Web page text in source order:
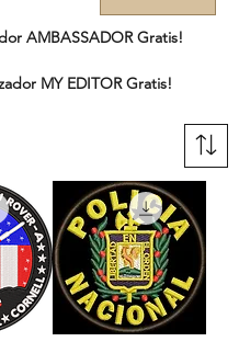
AMBASSADOR Gratis!
MY EDITOR Gratis!